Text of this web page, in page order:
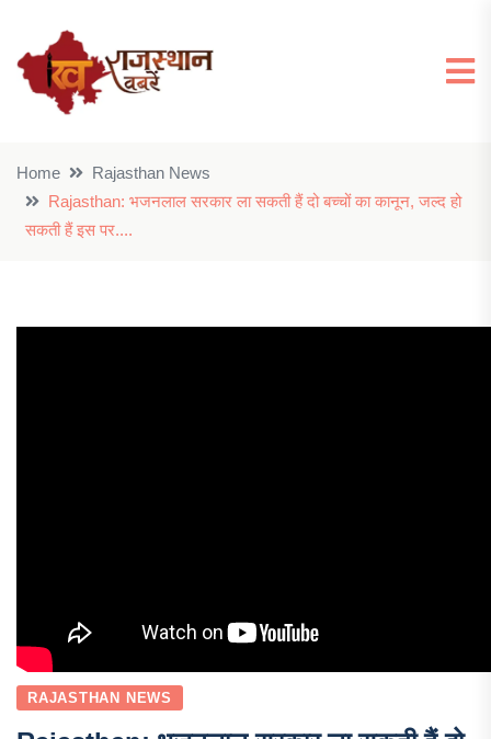
Home
Rajasthan News
Rajasthan: भजनलाल सरकार ला सकती हैं दो बच्चों का कानून, जल्द हो
सकती हैं इस पर....
RAJASTHAN NEWS